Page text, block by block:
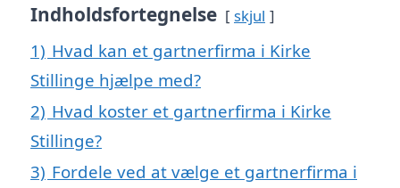
Indholdsfortegnelse skjul
1) Hvad kan et gartnerfirma i Kirke
Stillinge hjælpe med?
2) Hvad koster et gartnerfirma i Kirke
Stillinge?
3) Fordele ved at vælge et gartnerfirma i